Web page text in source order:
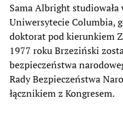
Sama Albright
Uniwersytecie Columbia,
doktorat pod kierunkiem
1977 roku Brzeziński
bezpieczeństwa
Rady Bezpieczeństwa
łącznikiem z Kongresem.